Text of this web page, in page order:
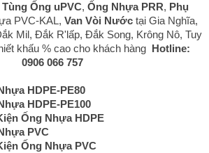
Tùng Ống uPVC, Ống Nhựa PRR, Phụ
PVC-KAL, Van Vòi Nước tại Gia Nghĩa,
Mil, Đắk R'lấp, Đắk Song, Krông Nô, Tuy
khấu % cao cho khách hàng Hotline:
0906 066 757
HDPE-PE80
HDPE-PE100
Ống Nhựa HDPE
PVC
Ống Nhựa PVC